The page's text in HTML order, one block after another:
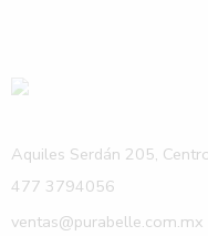
Aquiles Serdán 205,
477 3794056
ventas@purabelle.com.mx